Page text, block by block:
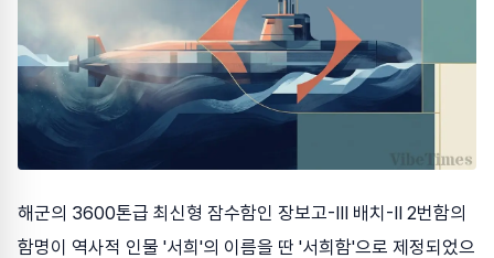
해군의 3600톤급 최신형 잠수함인 장보고-Ⅲ 배치-Ⅱ 2번함의
함명이 역사적 인물 '서희'의 이름을 딴 '서희함'으로 제정되었으